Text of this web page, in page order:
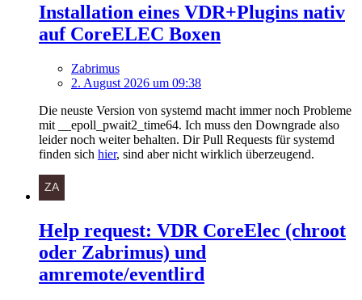
Installation eines VDR+Plugins nativ
auf CoreELEC Boxen
Zabrimus
2. August 2026 um 09:38
Die neuste Version von systemd macht immer noch Probleme
mit __epoll_pwait2_time64. Ich muss den Downgrade also
leider noch weiter behalten. Dir Pull Requests für systemd
finden sich hier, sind aber nicht wirklich überzeugend.
Help request: VDR CoreElec (chroot
oder Zabrimus) und
amremote/eventlird